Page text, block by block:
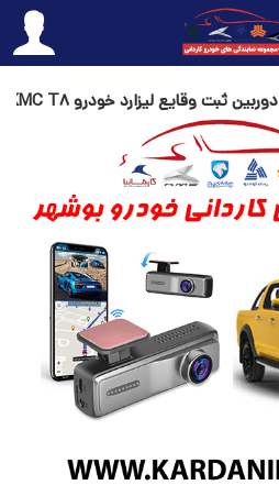
دوربین ثبت وقایع لیزارد خودرو KMC T8